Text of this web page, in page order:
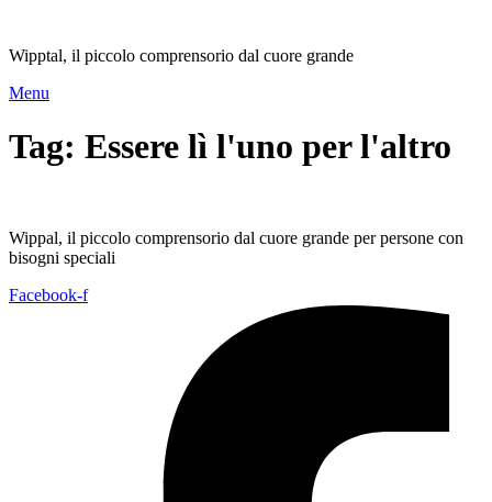
contenuto
Wipptal, il piccolo comprensorio dal cuore grande
Menu
Tag: Essere lì l'uno per l'altro
Wippal, il piccolo comprensorio dal cuore grande per persone con
bisogni speciali
Facebook-f